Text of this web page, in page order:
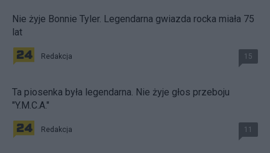
Nie żyje Bonnie Tyler. Legendarna gwiazda rocka miała 75
lat
Redakcja 15
Ta piosenka była legendarna. Nie żyje głos przeboju
"Y.M.C.A."
Redakcja 11